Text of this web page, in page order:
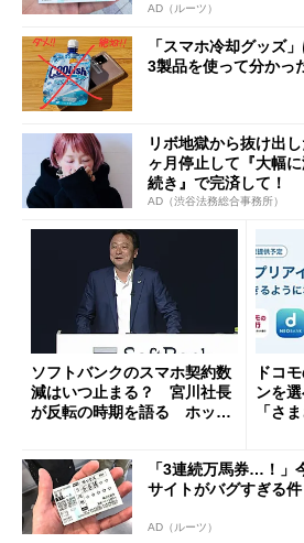
AD（ルーツ）
「スマホ冷却グッズ
3製品を使って分かっ
リボ地獄から抜け出
ヶ月停止して『大幅
続き』で完済して！
AD（渋谷法務総合事務所）
ソフトバンクのスマホ契約数
減はいつ止まる？ 宮川社長
が反転の時期を語る ホッピ
ドコ
ンを
「さ
「3連続万馬券…！」
サイトがバグすぎる件
AD（ルーツ）